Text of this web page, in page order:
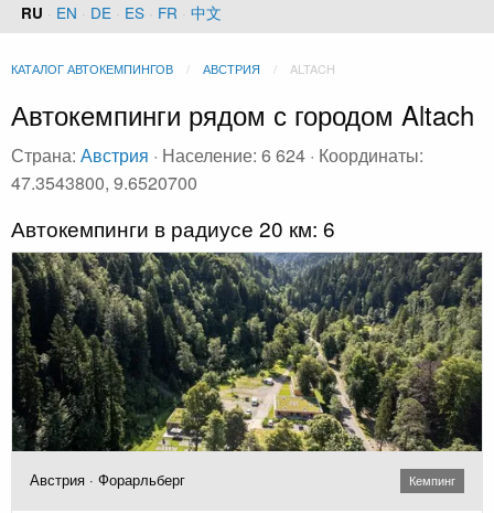
RU · EN · DE · ES · FR · 中文
КАТАЛОГ АВТОКЕМПИНГОВ АВСТРИЯ ALTACH
Автокемпинги рядом с городом Altach
Страна: Австрия · Население: 6 624 · Координаты:
47.3543800, 9.6520700
Автокемпинги в радиусе 20 км: 6
Австрия · Форарльберг Кемпинг